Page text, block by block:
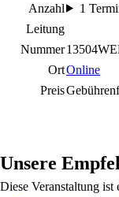
Anzahl
1
Leitung
Nummer
OrtOnline
Preis
Unsere
Diese Veranstaltung ist